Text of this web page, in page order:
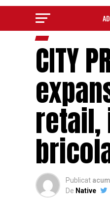
CITY
retail,
Publicat
De Native